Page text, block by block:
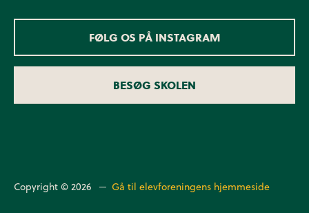
FØLG OS PÅ INSTAGRAM
BESØG SKOLEN
Copyright © 2026 ─ Gå til elevforeningens hjemmeside